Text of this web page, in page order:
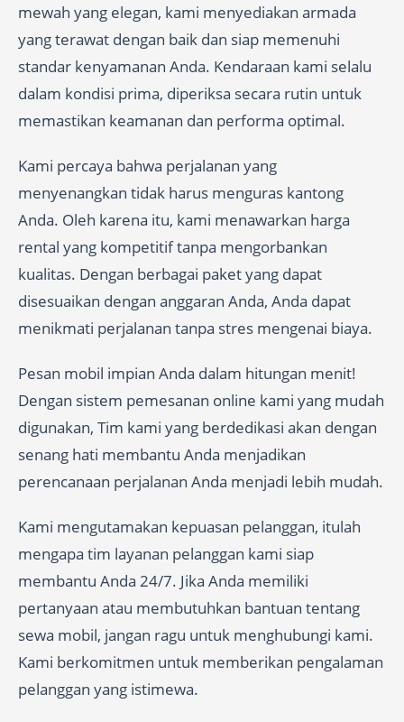
mewah yang elegan, kami menyediakan armada
yang terawat dengan baik dan siap memenuhi
standar kenyamanan Anda. Kendaraan kami selalu
dalam kondisi prima, diperiksa secara rutin untuk
memastikan keamanan dan performa optimal.
Kami percaya bahwa perjalanan yang
menyenangkan tidak harus menguras kantong
Anda. Oleh karena itu, kami menawarkan harga
rental yang kompetitif tanpa mengorbankan
kualitas. Dengan berbagai paket yang dapat
disesuaikan dengan anggaran Anda, Anda dapat
menikmati perjalanan tanpa stres mengenai biaya.
Pesan mobil impian Anda dalam hitungan menit!
Dengan sistem pemesanan online kami yang mudah
digunakan, Tim kami yang berdedikasi akan dengan
senang hati membantu Anda menjadikan
perencanaan perjalanan Anda menjadi lebih mudah.
Kami mengutamakan kepuasan pelanggan, itulah
mengapa tim layanan pelanggan kami siap
membantu Anda 24/7. Jika Anda memiliki
pertanyaan atau membutuhkan bantuan tentang
sewa mobil, jangan ragu untuk menghubungi kami.
Kami berkomitmen untuk memberikan pengalaman
pelanggan yang istimewa.